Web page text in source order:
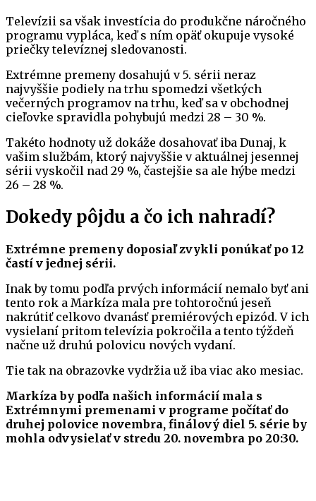
Televízii sa však investícia do produkčne náročného
programu vypláca, keď s ním opäť okupuje vysoké
priečky televíznej sledovanosti.
Extrémne premeny dosahujú v 5. sérii neraz
najvyššie podiely na trhu spomedzi všetkých
večerných programov na trhu, keď sa v obchodnej
cieľovke spravidla pohybujú medzi 28 – 30 %.
Takéto hodnoty už dokáže dosahovať iba Dunaj, k
vašim službám, ktorý najvyššie v aktuálnej jesennej
sérii vyskočil nad 29 %, častejšie sa ale hýbe medzi
26 – 28 %.
Dokedy pôjdu a čo ich nahradí?
Extrémne premeny doposiaľ zvykli ponúkať po 12
častí v jednej sérii.
Inak by tomu podľa prvých informácií nemalo byť ani
tento rok a Markíza mala pre tohtoročnú jeseň
nakrútiť celkovo dvanásť premiérových epizód. V ich
vysielaní pritom televízia pokročila a tento týždeň
načne už druhú polovicu nových vydaní.
Tie tak na obrazovke vydržia už iba viac ako mesiac.
Markíza by podľa našich informácií mala s
Extrémnymi premenami v programe počítať do
druhej polovice novembra, finálový diel 5. série by
mohla odvysielať v stredu 20. novembra po 20:30.